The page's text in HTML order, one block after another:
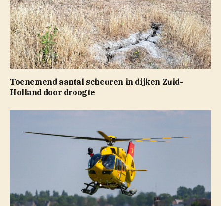
Toenemend aantal scheuren in dijken Zuid-
Holland door droogte